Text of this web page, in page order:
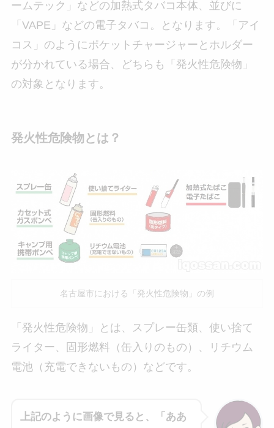
ームテック」などの加熱式タバコ本体、並びに
「VAPE」などの電子タバコ。となります。「アイ
コス」のようにポケットチャージャーとホルダー
が分かれている場合、どちらも「発火性危険物」
の対象となります。
発火性危険物とは？
名古屋市における「発火性危険物」の例
「発火性危険物」とは、スプレー缶類、使い捨て
ライター、固形燃料（缶入りのもの）、リチウム
電池（充電できないもの）などです。
上記のように画像で見ると、「ああ